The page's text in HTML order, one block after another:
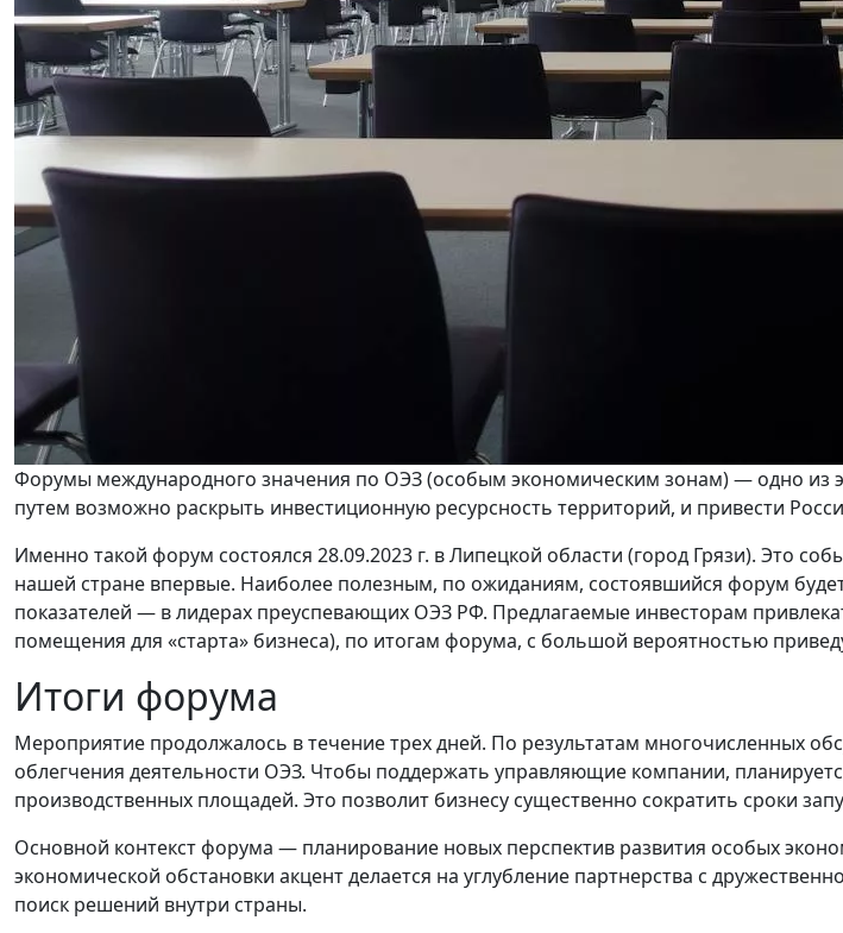
Форумы международного значения по ОЭЗ (особым экономическим зонам) — одно из
путем возможно раскрыть инвестиционную ресурсность территорий, и привести
Именно такой форум состоялся 28.09.2023 г. в Липецкой области (город Грязи). Это
нашей стране впервые. Наиболее полезным, по ожиданиям, состоявшийся форум
показателей — в лидерах преуспевающих ОЭЗ РФ. Предлагаемые инвесторам
помещения для «старта» бизнеса), по итогам форума, с большой вероятностью
Итоги форума
Мероприятие продолжалось в течение трех дней. По результатам многочисленных
облегчения деятельности ОЭЗ. Чтобы поддержать управляющие компании,
производственных площадей. Это позволит бизнесу существенно сократить сроки
Основной контекст форума — планирование новых перспектив развития особых
экономической обстановки акцент делается на углубление партнерства с
поиск решений внутри страны.